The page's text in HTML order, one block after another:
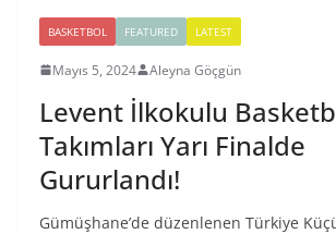
BASKETBOL FEATURED LATEST
Mayıs 5, 2024 Aleyna Göçgün
Levent İlkokulu
Takımları Yarı Finalde
Gururlandı!
Gümüşhane’de düzenlenen Türkiye